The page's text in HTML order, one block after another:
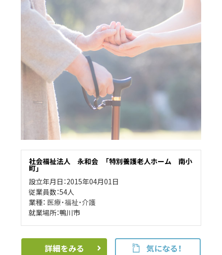
社会福祉法人 永和会 「特別養護老人ホーム 南小
町」
設立年月日：2015年04月01日
従業員数：54人
業種： 医療・福祉・介護
就業場所：鴨川市
詳細をみる 気になる！